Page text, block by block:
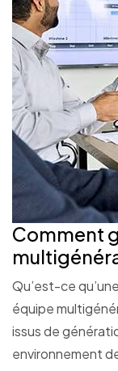
Comment
Qu’est-ce
équipe
issus de
environnement